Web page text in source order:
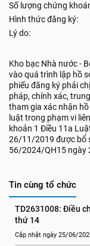
Số lượng chứng
Hình thức đăng ký:
Lý do:
Kho bạc Nhà nước -
vào quá trình lập hồ
phiếu đăng ký phải
pháp, chính xác,
tham gia xác nhận
luật trong phạm vi
khoản 1 Điều 11a
26/11/2019 được bổ
56/2024/QH15
Tin cùng tổ chức
TD2631008: Điều
thứ 14
Cập nhật ngày 25/06/